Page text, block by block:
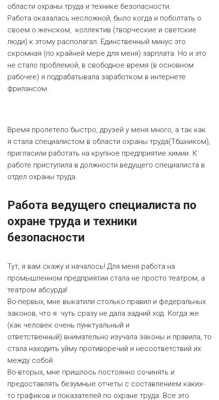
области охраны труда и технике безопасности.
Работа оказалась несложной, было когда и поболтать о
своем о женском, коллектив (творческие и светские
люди) к этому располагал. Единственный минус это
скромная (по крайней мере для меня) зарплата. Но и это
не стало проблемой, в свободное время (в основном
рабочее) я подрабатывала заработком в интернете
фрилансом.
Время пролетело быстро, друзей у меня много, а так как
я стала специалистом в области охраны труда(Тбшником),
пригласили работать на крупное предприятие химии. К
работе приступила в должности ведущего специалиста в
отдел охраны труда.
Работа ведущего специалиста по
охране труда и техники
безопасности
Тут, я вам скажу и началось! Для меня работа на
промышленном предприятии стала не просто театром, а
театром абсурда!
Во-первых, мне выкатили столько правил и федеральных
законов, что я чуть сразу не дала задний ход. Когда же
(как человек очень пунктуальный и
ответственный) внимательно изучала законы и правила, то
стала находить уйму противоречий и несоответствий их
между собой.
Во-вторых, мне пришлось постоянно сочинять и
предоставлять безумные отчеты с составлением каких-
то графиков и показателей по охране труда. Все это